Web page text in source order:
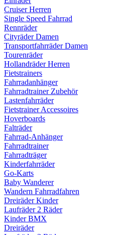
Cruiser Herren
Single Speed Fahrrad
Rennräder
Cityräder Damen
Transportfahrräder Damen
Tourenräder
Hollandräder Herren
Fietstrainers
Fahrradanhänger
Fahrradtrainer Zubehör
Lastenfahrräder
Fietstrainer Accessoires
Hoverboards
Falträder
Fahrrad-Anhänger
Fahrradtrainer
Fahrradträger
Kinderfahrräder
Go-Karts
Baby Wanderer
Wandern Fahrradfahren
Dreiräder Kinder
Laufräder 2 Räder
Kinder BMX
Dreiräder